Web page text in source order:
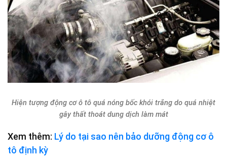
Hiện tượng động cơ ô tô quá nóng bốc khói trắng do quá nhiệt
gây thất thoát dung dịch làm mát
Xem thêm: Lý do tại sao nên bảo dưỡng động cơ ô
tô định kỳ